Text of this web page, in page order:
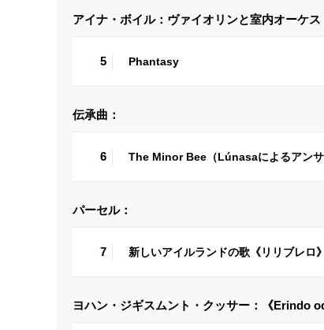
アイナ・ボイル：ヴァイオリンと室内オーケ
5 Phantasy
伝承曲：
6 The Minor Bee（Lúnasaによるアンサ
パーセル：
7 新しいアイルランドの歌《リリブレロ
ヨハン・ジギスムント・クッサー：《Erindo